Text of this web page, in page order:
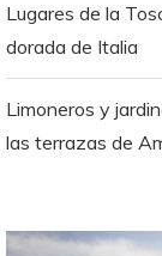
Lugares de la
dorada de Italia
Limoneros y
las terrazas de